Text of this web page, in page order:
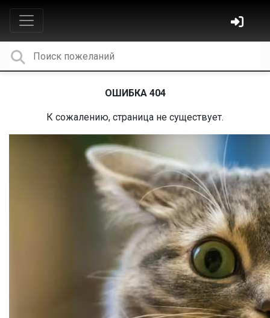
ОШИБКА 404
К сожалению, страница не существует.